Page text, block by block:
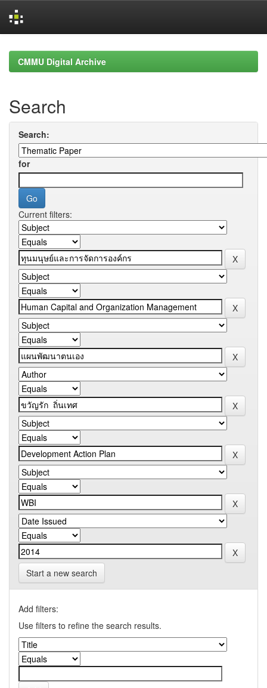
navigationCMMU Digital Archive
Search
Search:
for
Current filters:
Start a new search
Add filters:
Use filters to refine the search results.